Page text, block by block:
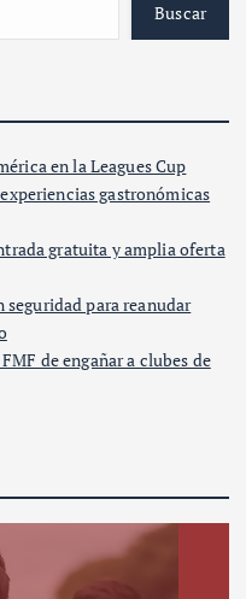
Buscar
en la Leagues Cup
gastronómicas
gratuita y amplia oferta
seguridad para reanudar
de engañar a clubes de